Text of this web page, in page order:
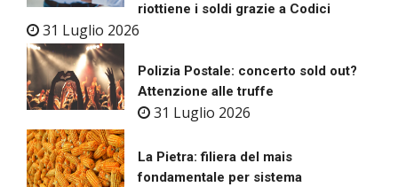
riottiene i soldi grazie a Codici
31 Luglio 2026
Polizia Postale: concerto sold out?
Attenzione alle truffe
31 Luglio 2026
La Pietra: filiera del mais
fondamentale per sistema